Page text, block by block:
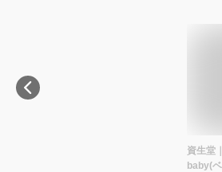
資生堂
baby(